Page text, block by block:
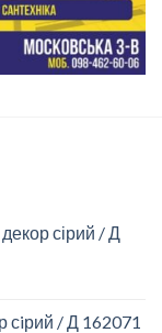
сірий / Д
сiрий / Д 162071